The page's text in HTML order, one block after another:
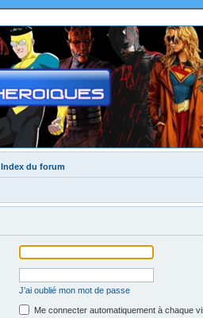
Index du forum
J’ai oublié mon mot de passe
Me connecter automatiquement à chaque